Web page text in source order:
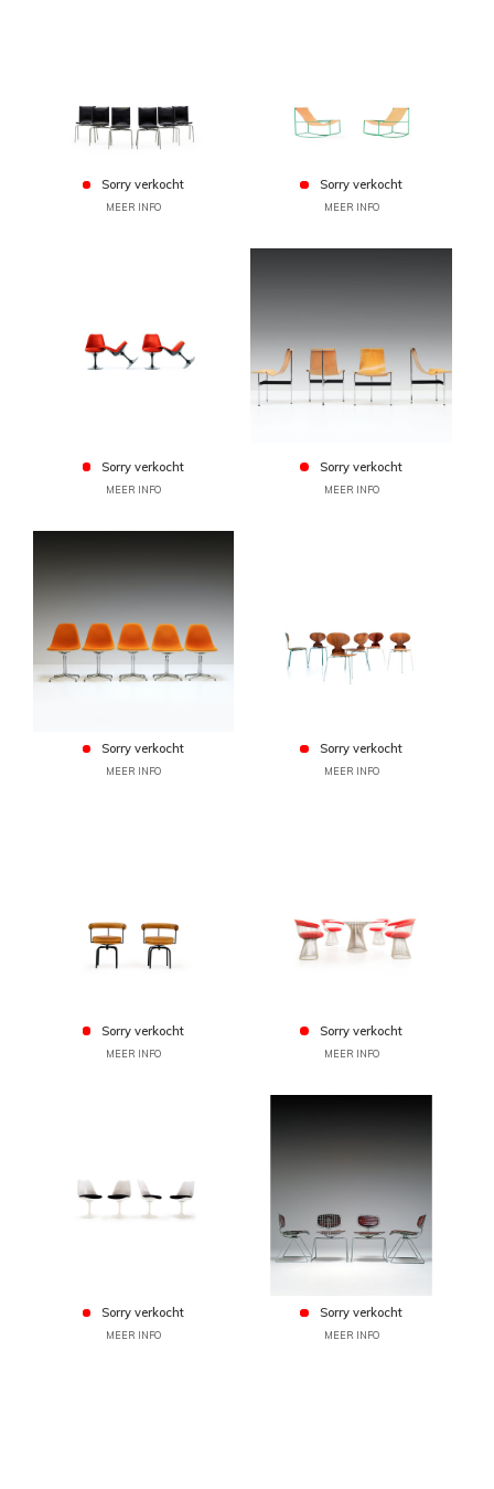
Sorry verkocht
MEER INFO
Sorry verkocht
MEER INFO
Sorry verkocht
MEER INFO
Sorry verkocht
MEER INFO
Sorry verkocht
MEER INFO
Sorry verkocht
MEER INFO
Sorry verkocht
MEER INFO
Sorry verkocht
MEER INFO
Sorry verkocht
MEER INFO
Sorry verkocht
MEER INFO